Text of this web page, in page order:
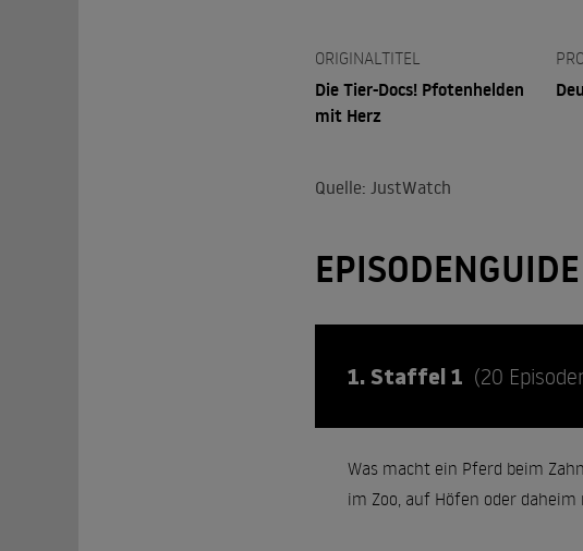
ORIGINALTITEL
Die Tier-Docs! Pfotenhelden
mit Herz
Quelle: JustWatch
EPISODENGUIDE
1. Staffel 1 (20
Was macht ein Pferd beim
im Zoo, auf Höfen oder